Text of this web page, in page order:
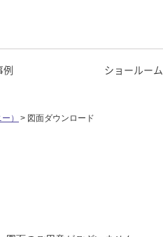
例 ショールーム
） 図面ダウンロード